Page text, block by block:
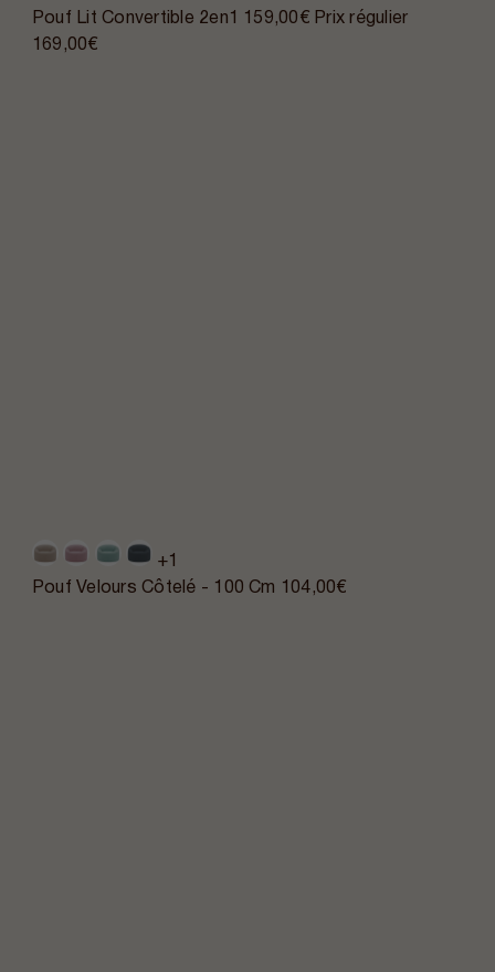
Pouf Lit Convertible 2en1 159,00€ Prix régulier
169,00€
+1
Pouf Velours Côtelé - 100 Cm
104,00€